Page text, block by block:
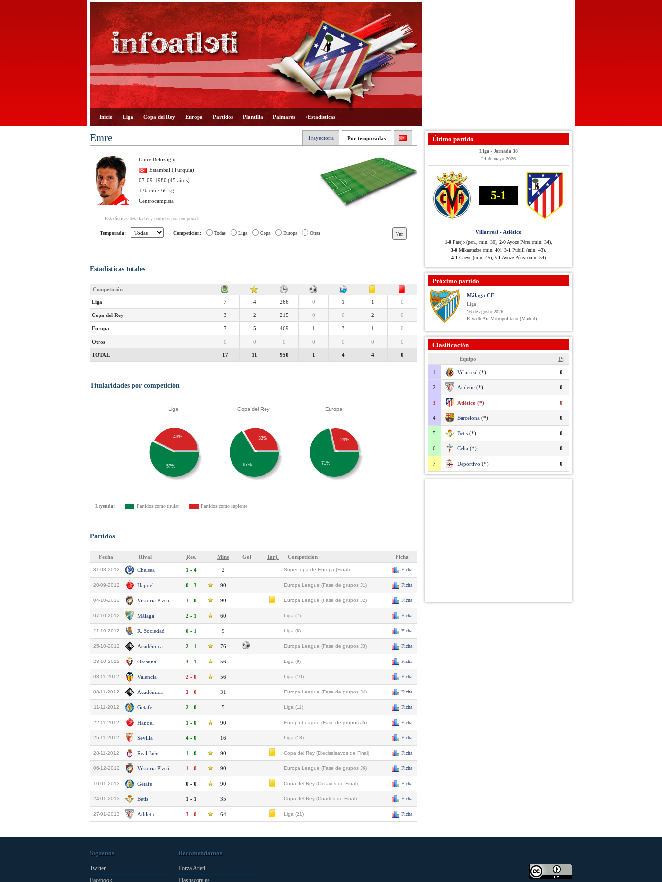
Inicio Liga Copa del Rey Europa Partidos Plantilla Palmarés +Estadísticas
Por temporadas
Trayectoria
Emre
Emre Belözoğlu
Estambul (Turquía)
07-09-1980 (45 años)
170 cm · 66 kg
Centrocampista
Estadísticas detalladas y partidos por temporada
Temporada: Competición: Todas Liga Copa Europa Otras
Estadísticas totales
Competición
Liga 7 4 266 0 1 1 0
Copa del Rey 3 2 215 0 0 2 0
Europa 7 5 469 1 3 1 0
Otros 0 0 0 0 0 0 0
TOTAL 17 11 950 1 4 4 0
Titularidades por competición
Liga
57%
43%
Copa del Rey
67%
33%
Europa
71%
29%
Leyenda: Partidos como titular Partidos como suplente
Partidos
Fecha Rival Res. Mins Gol Tarj. Competición Ficha
31-08-2012 Chelsea 1 - 4 2 Supercopa de Europa (Final) Ficha
20-09-2012 Hapoel 0 - 3 90 Europa League (Fase de grupos J1) Ficha
04-10-2012 Viktoria Plzeň 1 - 0 90 Europa League (Fase de grupos J2) Ficha
07-10-2012 Málaga 2 - 1 60 Liga (7) Ficha
21-10-2012 R. Sociedad 0 - 1 9 Liga (8) Ficha
25-10-2012 Académica 2 - 1 76 Europa League (Fase de grupos J3) Ficha
28-10-2012 Osasuna 3 - 1 56 Liga (9) Ficha
03-11-2012 Valencia 2 - 0 56 Liga (10) Ficha
08-11-2012 Académica 2 - 0 31 Europa League (Fase de grupos J4) Ficha
11-11-2012 Getafe 2 - 0 5 Liga (11) Ficha
22-11-2012 Hapoel 1 - 0 90 Europa League (Fase de grupos J5) Ficha
25-11-2012 Sevilla 4 - 0 16 Liga (13) Ficha
28-11-2012 Real Jaén 1 - 0 90 Copa del Rey (Dieciseisavos de Final) Ficha
06-12-2012 Viktoria Plzeň 1 - 0 90 Europa League (Fase de grupos J6) Ficha
10-01-2013 Getafe 0 - 0 90 Copa del Rey (Octavos de Final) Ficha
24-01-2013 Betis 1 - 1 35 Copa del Rey (Cuartos de Final) Ficha
27-01-2013 Athletic 3 - 0 64 Liga (21) Ficha
Último partido
Liga - Jornada 38
24 de mayo 2026
5-1
Villarreal - Atlético
1-0 Parejo (pen., min. 30), 2-0 Ayoze Pérez (min. 34),
3-0 Mikautadze (min. 40), 3-1 Pubill (min. 43),
4-1 Gueye (min. 45), 5-1 Ayoze Pérez (min. 54)
Próximo partido
Málaga CF
Liga
16 de agosto 2026
Riyadh Air Metropolitano (Madrid)
Clasificación
Equipo Pt
1 Villarreal (*) 0
2 Athletic (*) 0
3 Atlético (*) 0
4 Barcelona (*) 0
5 Betis (*) 0
6 Celta (*) 0
7 Deportivo (*) 0
Síguenos
Twitter
Facebook
Recomendamos
Forza Atleti
Flashscore.es